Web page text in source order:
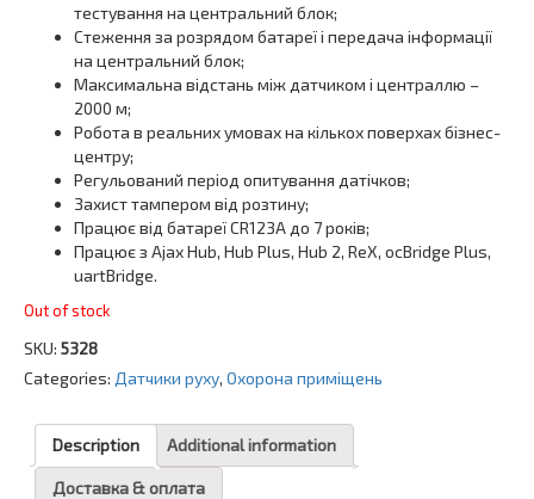
тестування на центральний блок;
Стеження за розрядом батареї і передача інформації
на центральний блок;
Максимальна відстань між датчиком і централлю –
2000 м;
Робота в реальних умовах на кількох поверхах бізнес-
центру;
Регульований період опитування датічков;
Захист тампером від розтину;
Працює від батареї CR123A до 7 років;
Працює з Ajax Hub, Hub Plus, Hub 2, ReX, ocBridge Plus,
uartBridge.
Out of stock
SKU: 5328
Categories: Датчики руху, Охорона приміщень
Description Additional information
Доставка & оплата